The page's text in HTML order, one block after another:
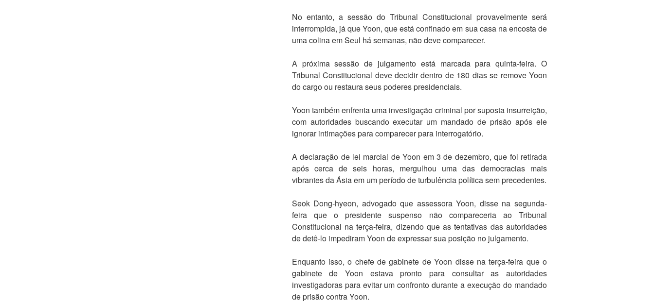
No entanto, a sessão do Tribunal Constitucional provavelmente será
interrompida, já que Yoon, que está confinado em sua casa na encosta de
uma colina em Seul há semanas, não deve comparecer.
A próxima sessão de julgamento está marcada para quinta-feira. O
Tribunal Constitucional deve decidir dentro de 180 dias se remove Yoon
do cargo ou restaura seus poderes presidenciais.
Yoon também enfrenta uma investigação criminal por suposta insurreição,
com autoridades buscando executar um mandado de prisão após ele
ignorar intimações para comparecer para interrogatório.
A declaração de lei marcial de Yoon em 3 de dezembro, que foi retirada
após cerca de seis horas, mergulhou uma das democracias mais
vibrantes da Ásia em um período de turbulência política sem precedentes.
Seok Dong-hyeon, advogado que assessora Yoon, disse na segunda-
feira que o presidente suspenso não compareceria ao Tribunal
Constitucional na terça-feira, dizendo que as tentativas das autoridades
de detê-lo impediram Yoon de expressar sua posição no julgamento.
Enquanto isso, o chefe de gabinete de Yoon disse na terça-feira que o
gabinete de Yoon estava pronto para consultar as autoridades
investigadoras para evitar um confronto durante a execução do mandado
de prisão contra Yoon.